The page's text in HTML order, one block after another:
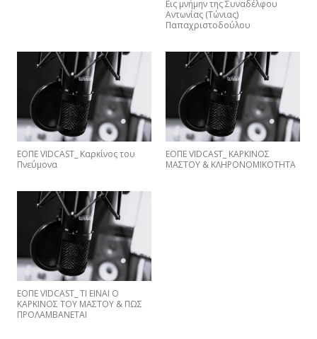
Εις μνήμην της Συναδέλφου
Αντωνίας (Τώνιας)
Παπαχριστοδούλου
ΕΟΠΕ VIDCAST_ Καρκίνος του
Πνεύμονα
ΕΟΠΕ VIDCAST_ ΚΑΡΚΙΝΟΣ
ΜΑΣΤΟΥ & ΚΛΗΡΟΝΟΜΙΚΟΤΗΤΑ
EΟΠΕ VIDCAST_ ΤΙ ΕΙΝΑΙ Ο
ΚΑΡΚΙΝΟΣ ΤΟΥ ΜΑΣΤΟΥ & ΠΩΣ
ΠΡΟΛΑΜΒΑNETAI